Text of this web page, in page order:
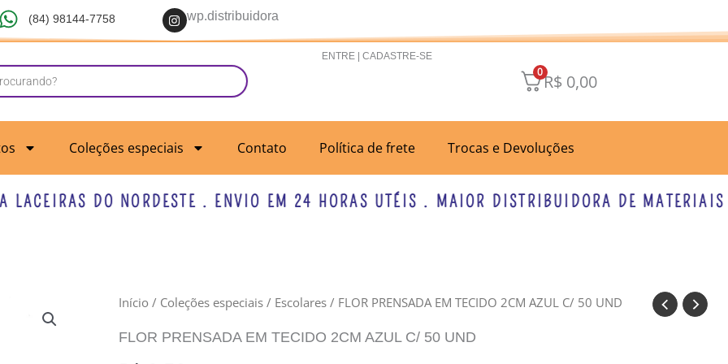
(84) 98144-7758 I
n
s
a
a
wp.distribuidora
ENTRE | CADASTRE-SE
0R$ 0,00
Coleções especiais Contato Política de frete Trocas e Devoluções
DO NORDESTE . ENVIO EM 24 HORAS UTÉIS . MAIOR DISTRIBUIDORA DE MATERIAIS
Início / Coleções especiais / Escolares / FLOR PRENSADA EM TECIDO 2CM AZUL C/ 50 UND
FLOR PRENSADA EM TECIDO 2CM AZUL C/ 50 UND
FLOR